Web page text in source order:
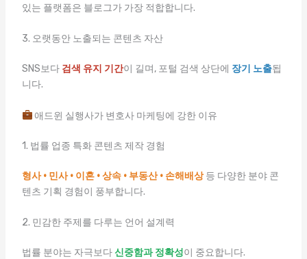
있는 플랫폼은 블로그가 가장 적합합니다.
3. 오랫동안 노출되는 콘텐츠 자산
SNS보다 검색 유지 기간이 길며, 포털 검색 상단에 장기 노출됩
니다.
애드윈 실행사가 변호사 마케팅에 강한 이유
1. 법률 업종 특화 콘텐츠 제작 경험
형사 · 민사 · 이혼 · 상속 · 부동산 · 손해배상등 다양한 분야 콘
텐츠 기획 경험이 풍부합니다.
2. 민감한 주제를 다루는 언어 설계력
법률 분야는 자극보다신중함과 정확성이 중요합니다.